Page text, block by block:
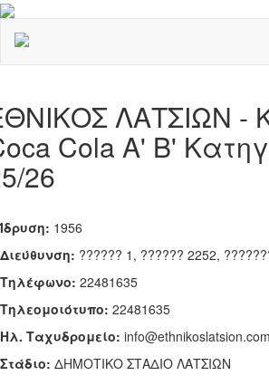
ΛΑΤΣΙΩΝ -
Cola Α' Β'
26
Ίδρυση: 1956
Διεύθυνση: ?????? 1, ?????? 2252,
Τηλέφωνο: 22481635
Tηλεομοιότυπο: 22481635
Ηλ. Ταχυδρομείο: info@ethnikoslatsion.com
Στάδιο: ΔΗΜΟΤΙΚΟ ΣΤΑΔΙΟ ΛΑΤΣΙΩΝ